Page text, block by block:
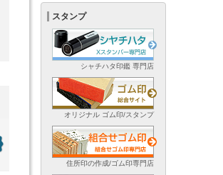
スタンプ
シャチハタ印鑑 専門店
オリジナル ゴム印/スタンプ
住所印の作成/ゴム印専門店